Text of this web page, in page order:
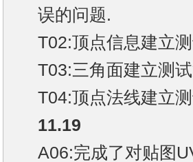
误的问题.
T02:顶点信息建立
T03:三角面建立测
T04:顶点法线建立
11.19
A06:完成了对贴图